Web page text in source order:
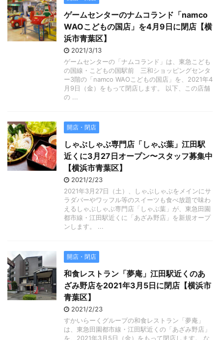
ゲームセンターのナムコランド「namco
WAOこどもの国店」を4月9日に閉店【横
浜市青葉区】
2021/3/13
ゲームセンターの「ナムコランド」は、東急こども
の国線・こどもの国駅前 三和ショッピングセンタ
ー3階の「namco WAOこどもの国店」を、2021年4
月9日（金）をもって閉店します。 以下、この店舗
の ...
開店・閉店
しゃぶしゃぶ専門店「しゃぶ葉」江田駅
近くに3月27日オープン〜スタッフ募集中
【横浜市青葉区】
2021/2/23
2021年3月27日（土）、しゃぶしゃぶをメインにサ
ラダバーやワッフル等のスイーツも食べ放題で味わ
えるしゃぶしゃぶ専門店「しゃぶ葉」が、東急田園
都市線・江田駅近くに「あざみ野店」を新規オープ
ンします。 ...
開店・閉店
和食レストラン「夢庵」江田駅近くのあ
ざみ野店を2021年3月5日に閉店【横浜市
青葉区】
2021/2/23
すかいらーくグループの和食レストラン「夢庵」
は、東急田園都市線・江田駅近くの「あざみ野店」
を、2021年3月5日（金）をもって閉店します。 な